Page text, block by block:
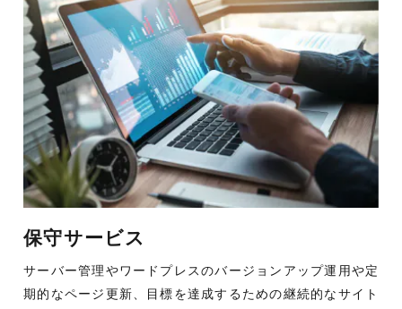
保守サービス
サーバー管理やワードプレスのバージョンアップ運用や定
期的なページ更新、目標を達成するための継続的なサイト